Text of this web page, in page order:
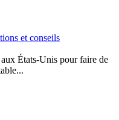
et conseils
États-Unis pour faire de